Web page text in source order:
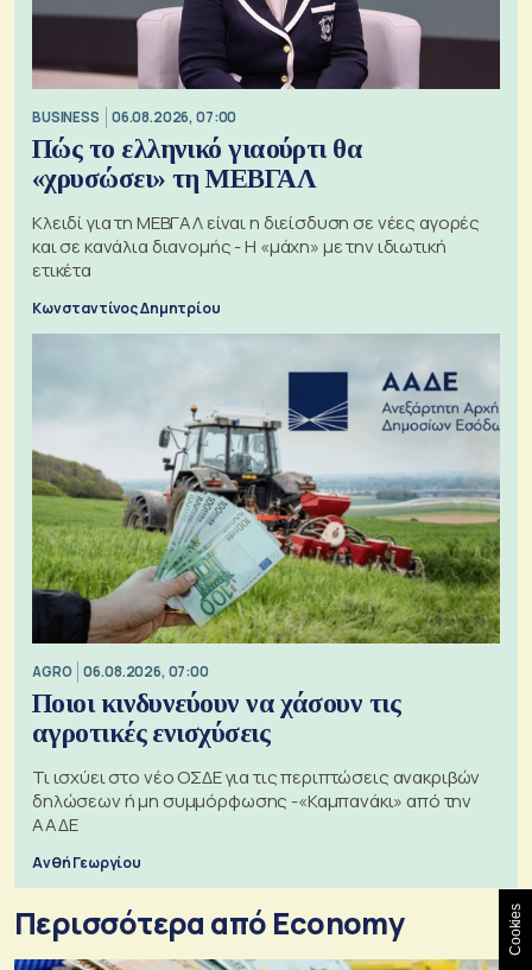
BUSINESS 06.08.2026, 07:00
Πώς το ελληνικό γιαούρτι θα
«χρυσώσει» τη ΜΕΒΓΑΛ
Κλειδί για τη ΜΕΒΓΑΛ είναι η διείσδυση σε νέες αγορές
και σε κανάλια διανομής - Η «μάχη» με την ιδιωτική
ετικέτα
Κωνσταντίνος Δημητρίου
AGRO 06.08.2026, 07:00
Ποιοι κινδυνεύουν να χάσουν τις
αγροτικές ενισχύσεις
Τι ισχύει στο νέο ΟΣΔΕ για τις περιπτώσεις ανακριβών
δηλώσεων ή μη συμμόρφωσης -«Καμπανάκι» από την
ΑΑΔΕ
Ανθή Γεωργίου
Περισσότερα από Economy Cookies